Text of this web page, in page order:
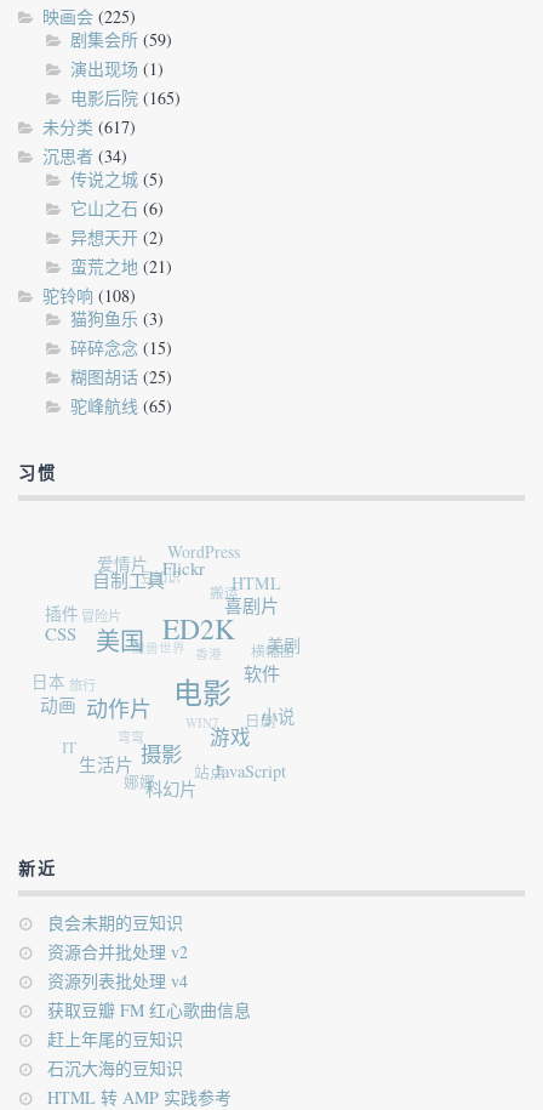
映画会 (225)
剧集会所 (59)
演出现场 (1)
电影后院 (165)
未分类 (617)
沉思者 (34)
传说之城 (5)
它山之石 (6)
异想天开 (2)
蛮荒之地 (21)
驼铃响 (108)
猫狗鱼乐 (3)
碎碎念念 (15)
糊图胡话 (25)
驼峰航线 (65)
习惯
电影
ED2K
美国
动作片
摄影
游戏
软件
喜剧片
Flickr
自制工具
CSS
动画
生活片
科幻片
JavaScript
小说
美剧
HTML
WordPress
爱情片
插件
日本
IT
娜娜 站点
日剧
横幅图
搬运
豆知识
冒险片
旅行
弯弯
WIN7
香港
魔兽世界
新近
良会未期的豆知识
资源合并批处理 v2
资源列表批处理 v4
获取豆瓣 FM 红心歌曲信息
赶上年尾的豆知识
石沉大海的豆知识
HTML 转 AMP 实践参考